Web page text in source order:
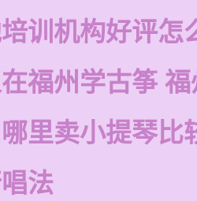
训机构好评怎
福州学古筝
里卖小提琴比
法